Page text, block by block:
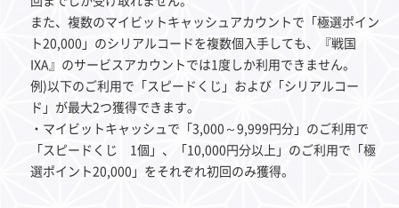
また、複数のマイビットキャッシュアカウントで「極選ポイン
ト20,000」のシリアルコードを複数個入手しても、『戦国
IXA』のサービスアカウントでは1度しか利用できません。
例)以下のご利用で「スピードくじ」および「シリアルコー
ド」が最大2つ獲得できます。
・マイビットキャッシュで「3,000～9,999円分」のご利用で
「スピードくじ 1個」、「10,000円分以上」のご利用で「極
選ポイント20,000」をそれぞれ初回のみ獲得。